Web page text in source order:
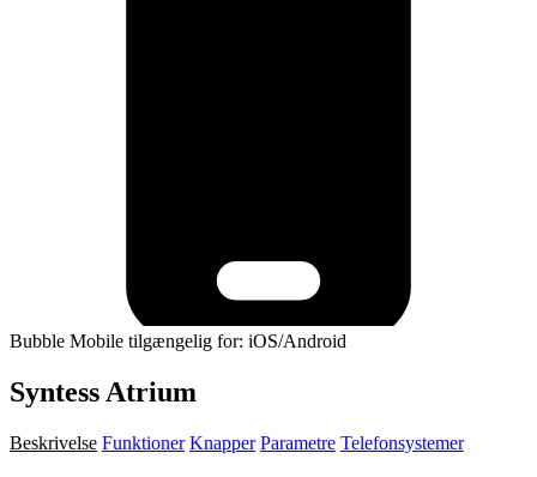
Bubble Mobile tilgængelig for: iOS/Android
Syntess Atrium
Beskrivelse Funktioner Knapper Parametre Telefonsystemer